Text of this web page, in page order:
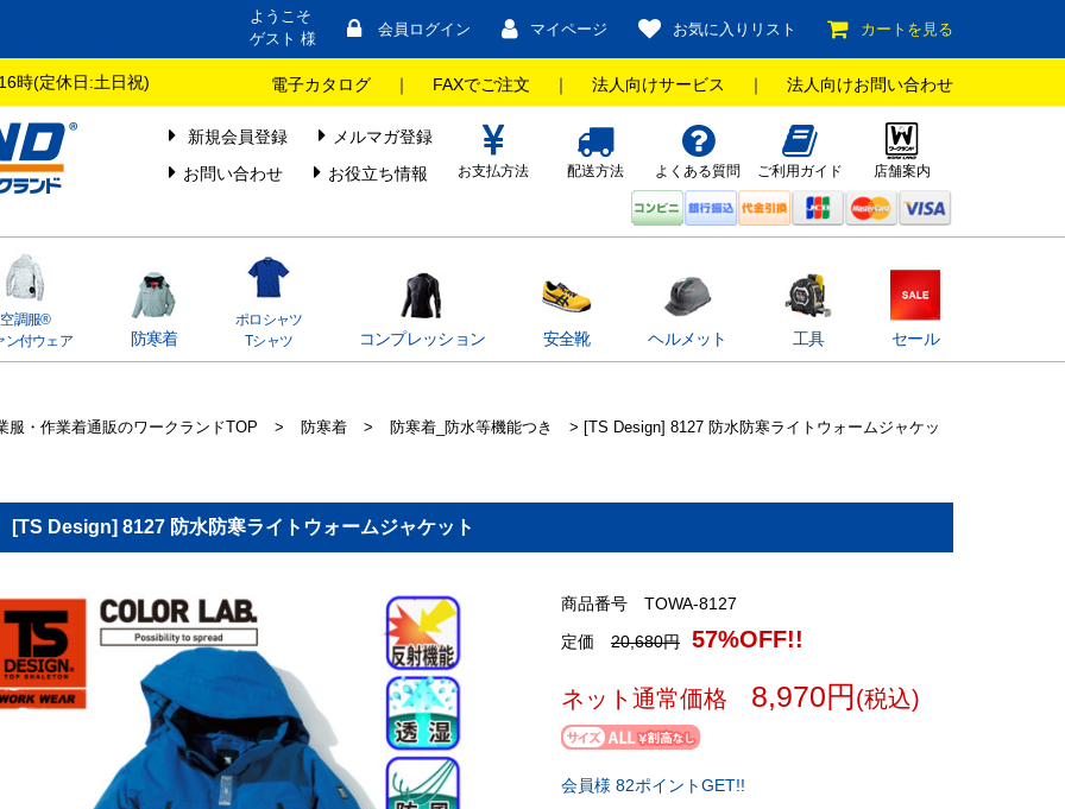
ようこそ
ゲスト 様
会員ログイン マイページ お気に入りリスト カートを見る
時(定休日:土日祝) 電子カタログ ｜ FAXでご注文 ｜ 法人向けサービス ｜ 法人向けお問い合わせ
新規会員登録
メルマガ登録
お問い合わせ
お役立ち情報 お支払方法 配送方法 よくある質問 ご利用ガイド 店舗案内
空調服®
ン付ウェア
防寒着
ポロシャツ
Tシャツ
コンプレッション 安全靴 ヘルメット 工具 セール
服・作業着通販のワークランドTOP > 防寒着 > 防寒着_防水等機能つき > [TS Design] 8127 防水防寒ライトウォームジャケッ
[TS Design] 8127 防水防寒ライトウォームジャケット
商品番号 TOWA-8127
定価 20,680円 57%OFF!!
ネット通常価格 8,970円 (税込)
会員様 82ポイントGET!!